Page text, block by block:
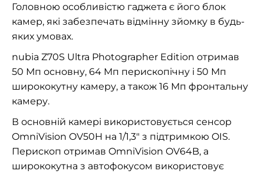
Головною особливістю гаджета є його блок
камер, які забезпечать відмінну зйомку в будь-
яких умовах.
nubia Z70S Ultra Photographer Edition отримав
50 Мп основну, 64 Мп перископічну і 50 Мп
ширококутну камеру, а також 16 Мп фронтальну
камеру.
В основній камері використовується сенсор
OmniVision OV50H на 1/1,3″ з підтримкою OIS.
Перископ отримав OmniVision OV64B, а
ширококутна з автофокусом використовує